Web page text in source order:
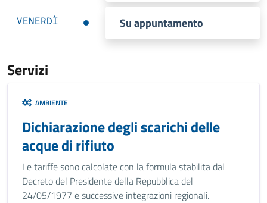
VENERDÌ Su appuntamento
Servizi
AMBIENTE
Dichiarazione degli scarichi delle
acque di rifiuto
Le tariffe sono calcolate con la formula stabilita dal
Decreto del Presidente della Repubblica del
24/05/1977 e successive integrazioni regionali.